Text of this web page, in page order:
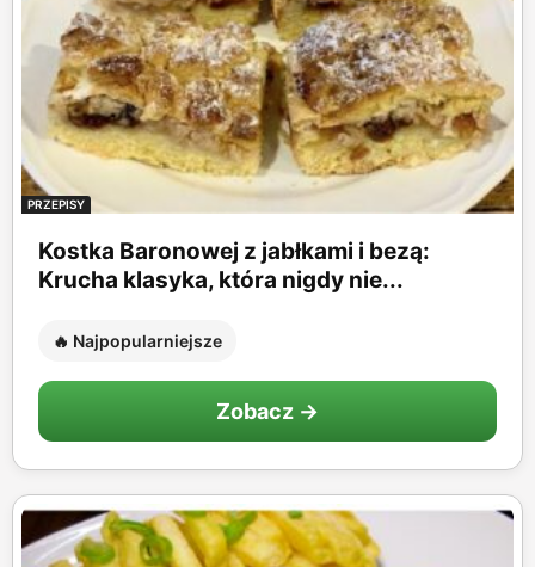
PRZEPISY
Kostka Baronowej z jabłkami i bezą:
Krucha klasyka, która nigdy nie...
🔥 Najpopularniejsze
Zobacz →